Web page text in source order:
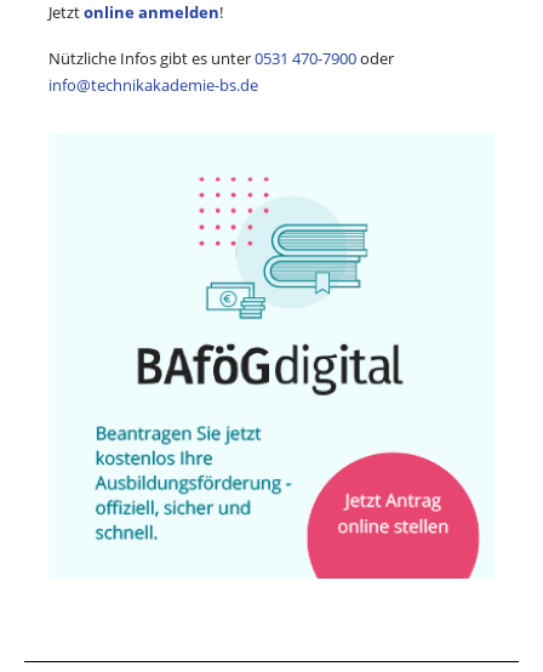
Jetztonline anmelden!
Nützliche Infos gibt es unter0531 470-7900oder
info@technikakademie-bs.de